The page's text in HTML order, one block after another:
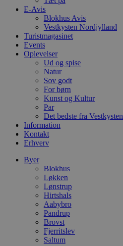
E-Avis
Blokhus Avis
Vestkysten Nordjylland
Turistmagasinet
Events
Oplevelser
Ud og spise
Natur
Sov godt
For børn
Kunst og Kultur
Par
Det bedste fra Vestkysten
Information
Kontakt
Erhverv
Byer
Blokhus
Løkken
Lønstrup
Hirtshals
Aabybro
Pandrup
Brovst
Fjerritslev
Saltum